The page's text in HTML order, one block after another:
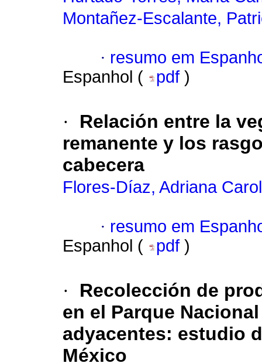
Montañez-Escalante,
· resumo em
Espanhol (
pdf )
·
Relación entre la
remanente y los
cabecera
Flores-Díaz, Adriana
· resumo em
Espanhol (
pdf )
·
Recolección de
en el Parque
adyacentes: estudio
México